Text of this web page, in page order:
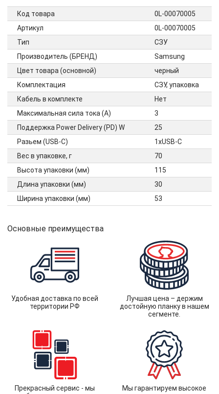
Код товара
0L-00070005
Артикул
0L-00070005
Тип
СЗУ
Производитель (БРЕНД)
Samsung
Цвет товара (основной)
черный
Комплектация
СЗУ, упаковка
Кабель в комплекте
Нет
Максимальная сила тока (А)
3
Поддержка Power Delivery (PD) W
25
Разьем (USB-C)
1xUSB-C
Вес в упаковке, г
70
Высота упаковки (мм)
115
Длина упаковки (мм)
30
Ширина упаковки (мм)
53
Основные преимущества
Удобная доставка по всей
территории РФ
Лучшая цена – держим
достойную планку в нашем
сегменте.
Прекрасный сервис - мы
Мы гарантируем высокое